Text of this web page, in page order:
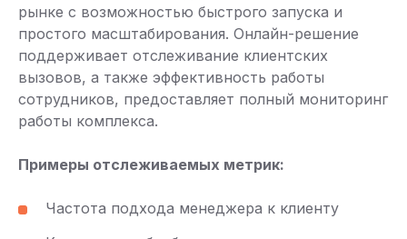
рынке с возможностью быстрого запуска и
простого масштабирования. Онлайн-решение
поддерживает отслеживание клиентских
вызовов, а также эффективность работы
сотрудников, предоставляет полный мониторинг
работы комплекса.
Примеры отслеживаемых метрик:
Частота подхода менеджера к клиенту